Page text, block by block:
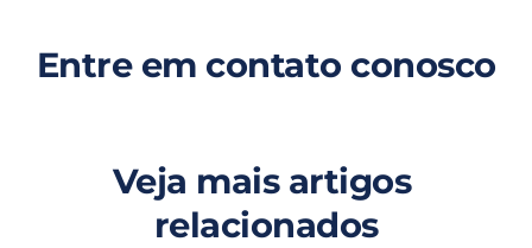
Entre em contato conosco
Veja mais artigos
relacionados